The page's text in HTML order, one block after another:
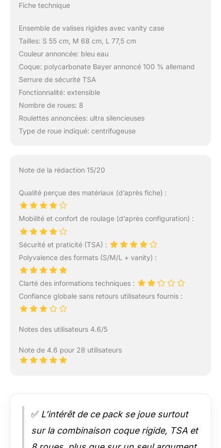
Fiche technique
Ensemble de valises rigides avec vanity case
Tailles: S 55 cm, M 68 cm, L 77,5 cm
Couleur annoncée: bleu eau
Coque: polycarbonate Bayer annoncé 100 % allemand
Serrure de sécurité TSA
Fonctionnalité: extensible
Nombre de roues: 8
Roulettes annoncées: ultra silencieuses
Type de roue indiqué: centrifugeuse
Note de la rédaction 15/20
Qualité perçue des matériaux (d’après fiche) :
Mobilité et confort de roulage (d’après configuration) :
Sécurité et praticité (TSA) :
Polyvalence des formats (S/M/L + vanity) :
Clarté des informations techniques :
Confiance globale sans retours utilisateurs fournis :
Notes des utilisateurs 4.6/5
Note de 4.6 pour 28 utilisateurs
✅ L’intérêt de ce pack se joue surtout
sur la combinaison coque rigide, TSA et